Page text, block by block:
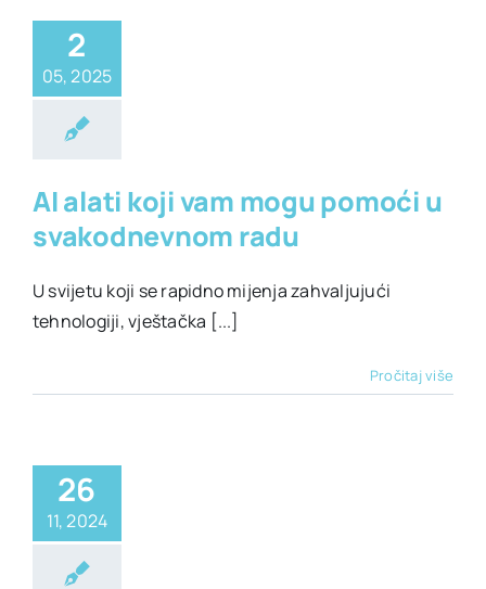
2
05, 2025
AI alati koji vam mogu pomoći u
svakodnevnom radu
U svijetu koji se rapidno mijenja zahvaljujući
tehnologiji, vještačka [...]
Pročitaj više
26
11, 2024
biznis alati